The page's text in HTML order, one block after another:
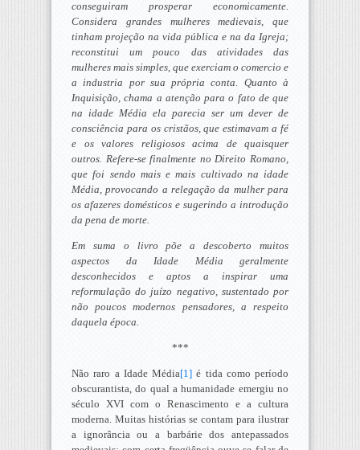
conseguiram prosperar economicamente.
Considera grandes mulheres medievais, que
tinham projeção na vida pública e na da Igreja;
reconstitui um pouco das atividades das
mulheres mais simples, que exerciam o comercio e
a industria por sua própria conta. Quanto à
Inquisição, chama a atenção para o fato de que
na idade Média ela parecia ser um dever de
consciência para os cristãos, que estimavam a fé
e os valores religiosos acima de quaisquer
outros. Refere-se finalmente no Direito Romano,
que foi sendo mais e mais cultivado na idade
Média, provocando a relegação da mulher para
os afazeres domésticos e sugerindo a introdução
da pena de morte.
Em suma o livro põe a descoberto muitos
aspectos da Idade Média geralmente
desconhecidos e aptos a inspirar uma
reformulação do juízo negativo, sustentado por
não poucos modernos pensadores, a respeito
daquela época.
***
Não raro a Idade Média[1] é tida como período
obscurantista, do qual a humanidade emergiu no
século XVI com o Renascimento e a cultura
moderna. Muitas histórias se contam para ilustrar
a ignorância ou a barbárie dos antepassados